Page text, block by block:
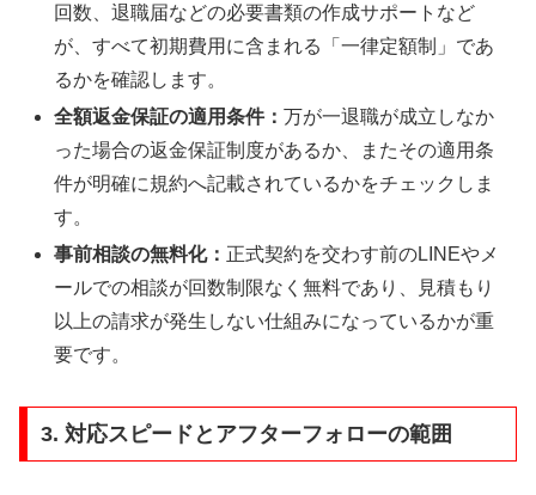
回数、退職届などの必要書類の作成サポートなど
が、すべて初期費用に含まれる「一律定額制」であ
るかを確認します。
全額返金保証の適用条件：万が一退職が成立しなか
った場合の返金保証制度があるか、またその適用条
件が明確に規約へ記載されているかをチェックしま
す。
事前相談の無料化： 正式契約を交わす前のLINEやメ
ールでの相談が回数制限なく無料であり、見積もり
以上の請求が発生しない仕組みになっているかが重
要です。
3. 対応スピードとアフターフォローの範囲